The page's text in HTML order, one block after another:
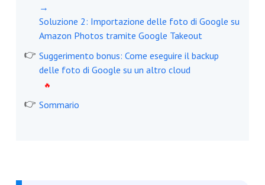
→
Soluzione 2: Importazione delle foto di Google su
Amazon Photos tramite Google Takeout
Suggerimento bonus: Come eseguire il backup
delle foto di Google su un altro cloud
Sommario